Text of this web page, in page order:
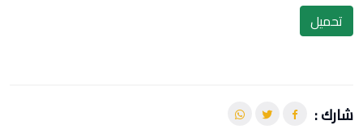
تحميل
شارك :